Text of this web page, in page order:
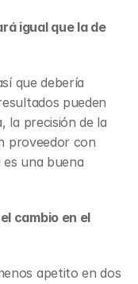
igual que la de
que debería
pueden
la precisión de la
proveedor con
es una buena
cambio en el
apetito en dos